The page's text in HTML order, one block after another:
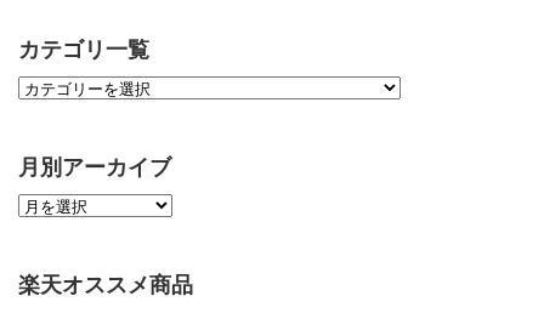
カテゴリ一覧
月別アーカイブ
楽天オススメ商品